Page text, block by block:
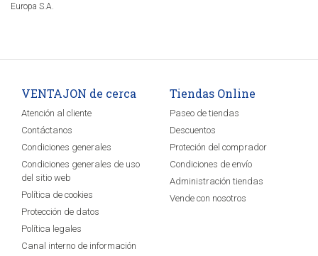
Europa S.A.
VENTAJON de cerca
Atención al cliente
Contáctanos
Condiciones generales
Condiciones generales de uso
del sitio web
Política de cookies
Protección de datos
Política legales
Canal interno de información
Tiendas Online
Paseo de tiendas
Descuentos
Proteción del comprador
Condiciones de envío
Administración tiendas
Vende con nosotros